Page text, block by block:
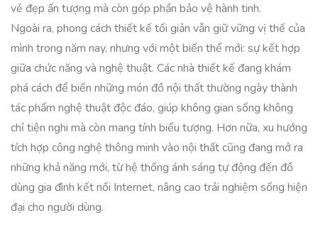
vẻ đẹp ấn tượng mà còn góp phần bảo vệ hành tinh.
Ngoài ra, phong cách thiết kế tối giản vẫn giữ vững vị thế của
mình trong năm nay, nhưng với một biến thể mới: sự kết hợp
giữa chức năng và nghệ thuật. Các nhà thiết kế đang khám
phá cách để biến những món đồ nội thất thường ngày thành
tác phẩm nghệ thuật độc đáo, giúp không gian sống không
chỉ tiện nghi mà còn mang tính biểu tượng. Hơn nữa, xu hướng
tích hợp công nghệ thông minh vào nội thất cũng đang mở ra
những khả năng mới, từ hệ thống ánh sáng tự động đến đồ
dùng gia đình kết nối Internet, nâng cao trải nghiệm sống hiện
đại cho người dùng.